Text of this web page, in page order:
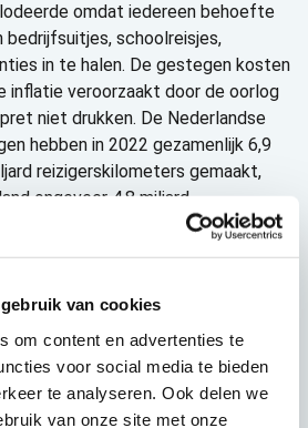
van cookies
om content en advertenties te
voor social media te bieden
te analyseren. Ook delen we
van onze site met onze
omdat iedereen behoefte
bedrijfsuitjes, schoolreisjes,
in te halen. De gestegen kosten
inflatie veroorzaakt door de oorlog
niet drukken. De Nederlandse
hebben in 2022 gezamenlijk 6,9
reizigerskilometers gemaakt,
ongeveer 4,8 miljard
in het buitenland ongeveer 2,2
beladen een gemiddelde bezetting
passagiers per touringcar. Het
2022 is met bijna 500 gestegen
Het aantal medewerkers eind 2022
De totale omzet in het